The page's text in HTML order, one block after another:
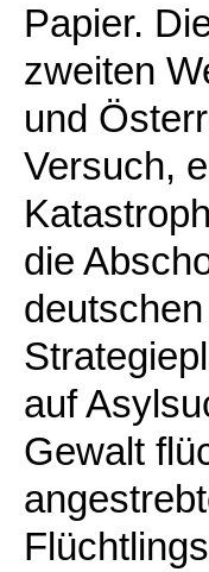
Papier.
zweiten
und
Versuch,
die
auf
Gewalt